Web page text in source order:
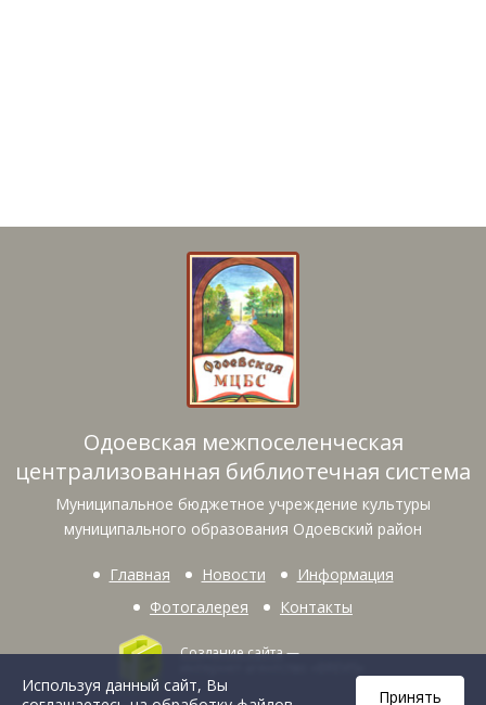
Одоевская межпоселенческая
централизованная библиотечная система
Муниципальное бюджетное учреждение культуры
муниципального образования Одоевский район
Главная Новости
Информация
Фотогалерея
Контакты
Создание сайта—
Используя данный сайт, Вы
Принять